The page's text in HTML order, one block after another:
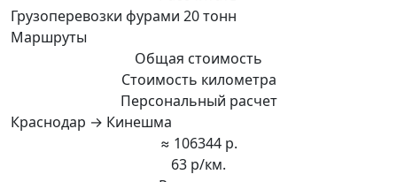
Грузоперевозки фурами 20 тонн
Маршруты
Общая стоимость
Стоимость километра
Персональный расчет
Краснодар → Кинешма
≈ 106344 р.
63 р/км.